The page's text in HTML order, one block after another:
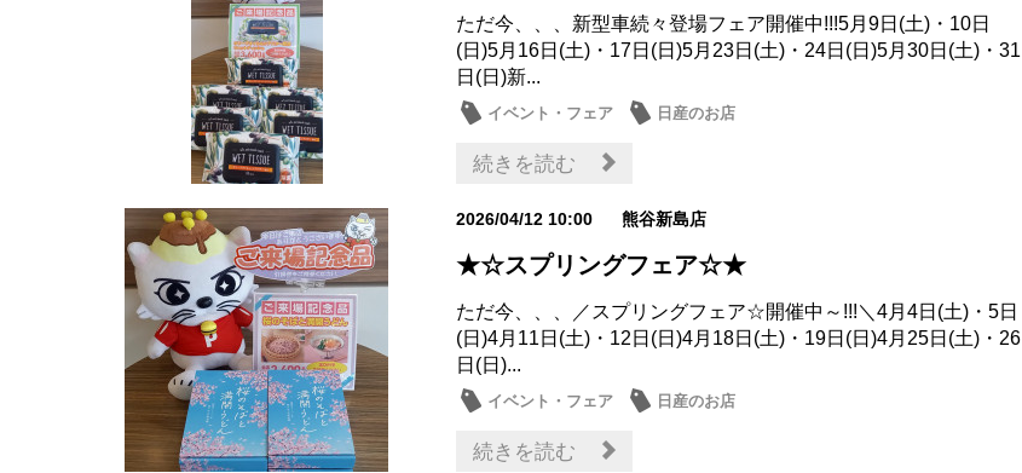
ただ今、、、新型車続々登場フェア開催中!!!5月9日(土)・10日
(日)5月16日(土)・17日(日)5月23日(土)・24日(日)5月30日(土)・31
日(日)新...
イベント・フェア 日産のお店
続きを読む
2026/04/12 10:00 熊谷新島店
★☆スプリングフェア☆★
ただ今、、、／スプリングフェア☆開催中～!!!＼4月4日(土)・5日
(日)4月11日(土)・12日(日)4月18日(土)・19日(日)4月25日(土)・26
日(日)...
イベント・フェア 日産のお店
続きを読む